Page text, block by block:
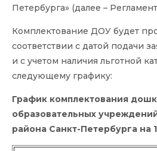
Петербурга» (далее –
Комплектование ДОУ будет
соответствии с датой подачи
и с учетом наличия льготной
следующему графику:
График комплектования
образовательных
района Санкт-Петербурга на